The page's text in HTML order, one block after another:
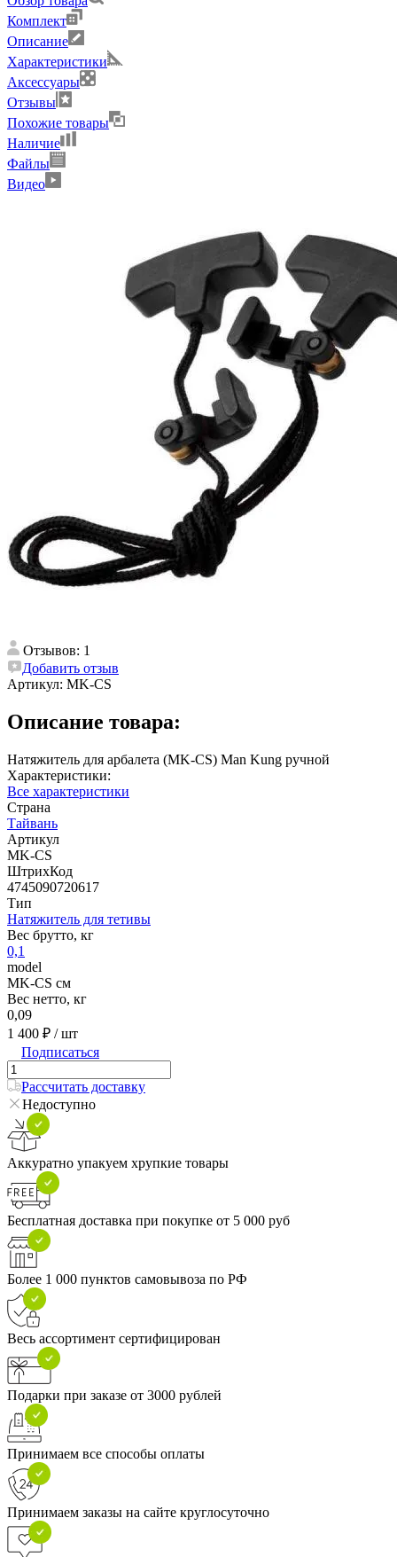
Комплект
Описание
Характеристики
Аксессуары
Отзывы
Похожие товары
Наличие
Файлы
Видео
Отзывов: 1
Добавить отзыв
Артикул: MK-CS
Описание товара:
Натяжитель для арбалета (MK-CS) Man Kung ручной
Характеристики:
Все характеристики
Страна
Тайвань
Артикул
MK-CS
ШтрихКод
4745090720617
Тип
Натяжитель для тетивы
Вес брутто, кг
0,1
model
MK-CS см
Вес нетто, кг
0,09
1 400 ₽ / шт
Подписаться
Рассчитать доставку
Недоступно
Аккуратно упакуем хрупкие товары
Бесплатная доставка при покупке от 5 000 руб
Более 1 000 пунктов самовывоза по РФ
Весь ассортимент сертифицирован
Подарки при заказе от 3000 рублей
Принимаем все способы оплаты
Принимаем заказы на сайте круглосуточно